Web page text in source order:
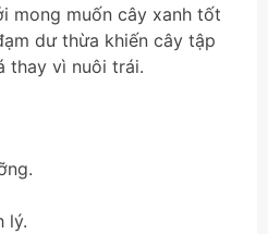
mong muốn cây xanh tốt
dư thừa khiến cây tập
thay vì nuôi trái.
lý.